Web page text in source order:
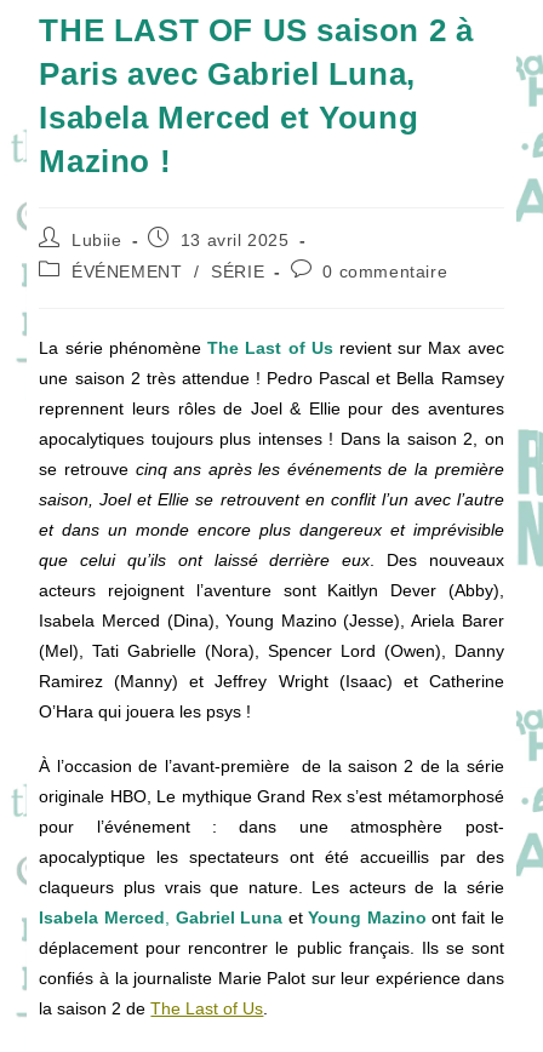
THE LAST OF US saison 2 à
Paris avec Gabriel Luna,
Isabela Merced et Young
Mazino !
Auteur/autrice
de
la
Lubiie
Publication
13 avril 2025
PostÉVÉNEMENT / SÉRIE
Commentaires
0 commentaire
La série phénomèneThe Last of Us revient sur Max avec
une saison 2 très attendue ! Pedro Pascal et Bella Ramsey
reprennent leurs rôles de Joel & Ellie pour des aventures
apocalytiques toujours plus intenses ! Dans la saison 2, on
se retrouve cinq ans après les événements de la première
saison, Joel et Ellie se retrouvent en conflit l’un avec l’autre
et dans un monde encore plus dangereux et imprévisible
que celui qu’ils ont laissé derrière eux . Des nouveaux
acteurs rejoignent l’aventure sont Kaitlyn Dever (Abby),
Isabela Merced (Dina), Young Mazino (Jesse), Ariela Barer
(Mel), Tati Gabrielle (Nora), Spencer Lord (Owen), Danny
Ramirez (Manny) et Jeffrey Wright (Isaac) et Catherine
O’Hara qui jouera les psys !
À l’occasion de l’avant-première de la saison 2 de la série
originale HBO, Le mythique Grand Rex s’est métamorphosé
pour l’événement : dans une atmosphère post-
apocalyptique les spectateurs ont été accueillis par des
claqueurs plus vrais que nature. Les acteurs de la série
Isabela Merced
Gabriel Luna etYoung Mazino ont fait le
déplacement pour rencontrer le public français. Ils se sont
confiés à la journaliste Marie Palot sur leur expérience dans
la saison 2 deThe Last of Us